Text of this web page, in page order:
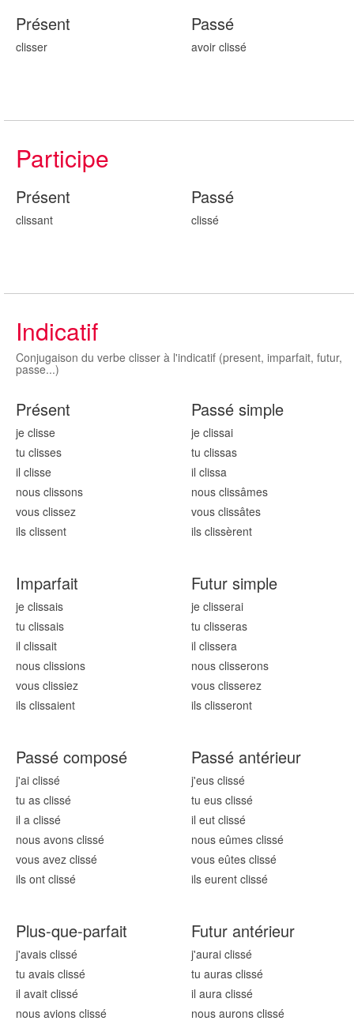
Présent
clisser
Passé
avoir clissé
Participe
Présent
clissant
Passé
clissé
Indicatif
Conjugaison du verbe clisser à l'indicatif (present, imparfait, futur,
passe...)
Présent
je clisse
tu clisses
il clisse
nous clissons
vous clissez
ils clissent
Passé simple
je clissai
tu clissas
il clissa
nous clissâmes
vous clissâtes
ils clissèrent
Imparfait
je clissais
tu clissais
il clissait
nous clissions
vous clissiez
ils clissaient
Futur simple
je clisserai
tu clisseras
il clissera
nous clisserons
vous clisserez
ils clisseront
Passé composé
j'ai clissé
tu as clissé
il a clissé
nous avons clissé
vous avez clissé
ils ont clissé
Passé antérieur
j'eus clissé
tu eus clissé
il eut clissé
nous eûmes clissé
vous eûtes clissé
ils eurent clissé
Plus-que-parfait
j'avais clissé
tu avais clissé
il avait clissé
nous avions clissé
Futur antérieur
j'aurai clissé
tu auras clissé
il aura clissé
nous aurons clissé